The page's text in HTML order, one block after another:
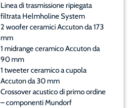
Linea di trasmissione ripiegata
filtrata Helmholine System
2 woofer ceramici Accuton da 173
mm
1 midrange ceramico Accuton da
90 mm
1 tweeter ceramico a cupola
Accuton da 30 mm
Crossover acustico di primo ordine
– componenti Mundorf